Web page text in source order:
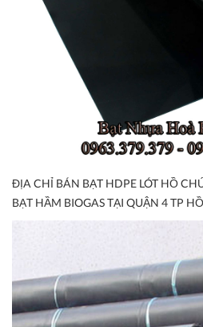
ĐỊA CHỈ BÁN BẠT HDPE LÓT HỒ
BẠT HẦM BIOGAS TẠI QUẬN 4 TP